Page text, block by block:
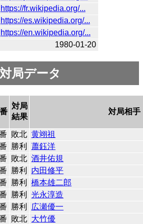
https://fr.wikipedia.org/...
https://es.wikipedia.org/...
https://en.wikipedia.org/...
1980-01-20
対局データ
対局
結果
対局相手
敗北 黄翊祖
勝利
蕭鈺洋
敗北 酒井佑規
勝利
内田修平
勝利
橋本雄二郎
勝利
光永淳造
勝利
広瀬優一
敗北 大竹優